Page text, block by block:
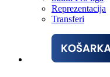
Reprezentacija
Transferi